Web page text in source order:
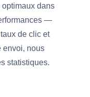
dans
—
de clic et
envoi, nous
statistiques.